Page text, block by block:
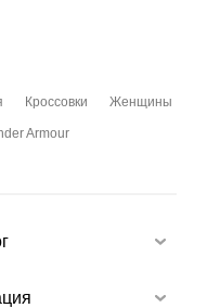
Кроссовки Женщины
Armour